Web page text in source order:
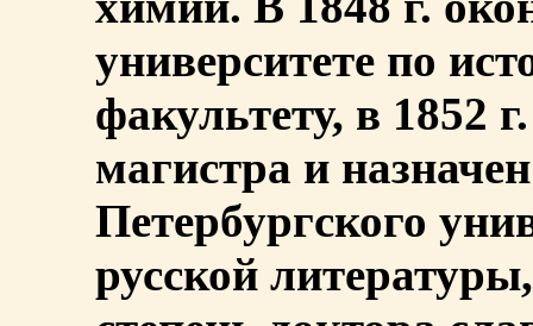
университете по
факультету, в 1852
магистра и
Петербургского
русской